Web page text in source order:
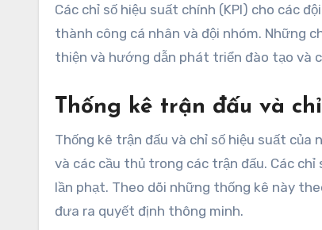
Các chỉ số hiệu suất chính (KPI) cho các
thành công cá nhân và đội nhóm. Những
thiện và hướng dẫn phát triển đào tạo và
Thống kê trận đấu và
Thống kê trận đấu và chỉ số hiệu suất
và các cầu thủ trong các trận đấu. Các
lần phạt. Theo dõi những thống kê này
đưa ra quyết định thông minh.